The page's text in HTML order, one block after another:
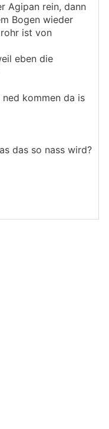
Agipan rein, dann
Bogen wieder
ist von
eben die
kommen da is
das so nass wird?